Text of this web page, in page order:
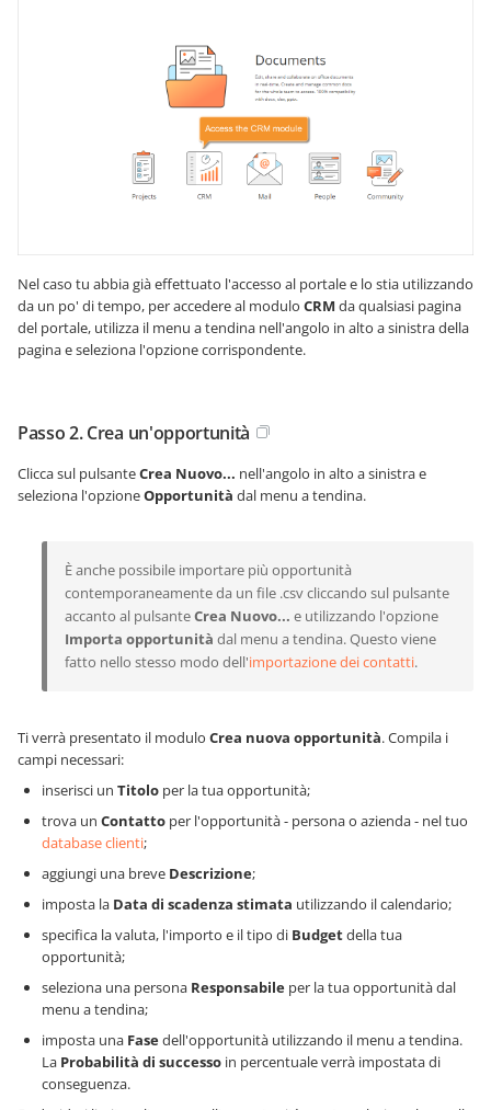
Nel caso tu abbia già effettuato l'accesso al portale e lo stia utilizzando
da un po' di tempo, per accedere al modulo CRM da qualsiasi pagina
del portale, utilizza il menu a tendina nell'angolo in alto a sinistra della
pagina e seleziona l'opzione corrispondente.
Passo 2. Crea un'opportunità
Clicca sul pulsanteCrea Nuovo... nell'angolo in alto a sinistra e
seleziona l'opzioneOpportunità dal menu a tendina.
È anche possibile importare più opportunità
contemporaneamente da un file .csv cliccando sul pulsante
accanto al pulsanteCrea Nuovo... e utilizzando l'opzione
Importa opportunità dal menu a tendina. Questo viene
fatto nello stesso modo dell'importazione dei contatti.
Ti verrà presentato il modulo Crea nuova opportunità. Compila i
campi necessari:
inserisci un Titolo per la tua opportunità;
trova un Contatto per l'opportunità - persona o azienda - nel tuo
database clienti;
aggiungi una breve Descrizione;
imposta la Data di scadenza stimata utilizzando il calendario;
specifica la valuta, l'importo e il tipo di Budgetdella tua
opportunità;
seleziona una persona Responsabile per la tua opportunità dal
menu a tendina;
imposta una Fasedell'opportunità utilizzando il menu a tendina.
La Probabilità di successo in percentuale verrà impostata di
conseguenza.